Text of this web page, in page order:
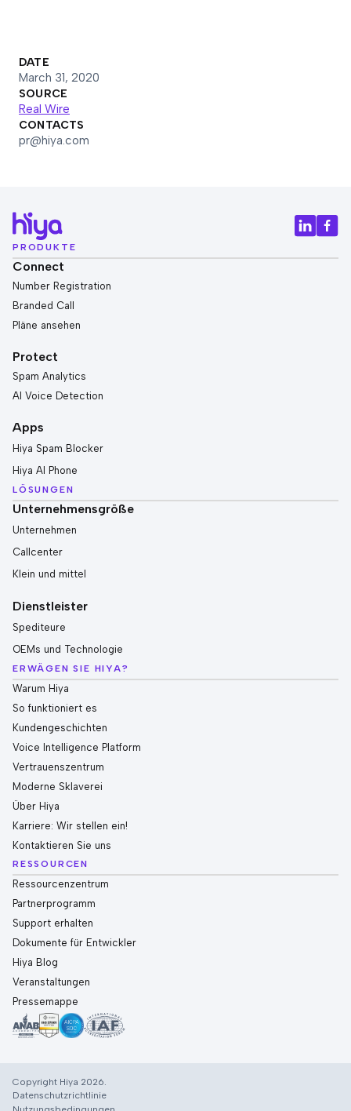
DATE
March 31, 2020
SOURCE
Real Wire
CONTACTS
pr@hiya.com
PRODUKTE
Connect
Number Registration
Branded Call
Pläne ansehen
Protect
Spam Analytics
AI Voice Detection
Apps
Hiya Spam Blocker
Hiya AI Phone
LÖSUNGEN
Unternehmensgröße
Unternehmen
Callcenter
Klein und mittel
Dienstleister
Spediteure
OEMs und Technologie
ERWÄGEN SIE HIYA?
Warum Hiya
So funktioniert es
Kundengeschichten
Voice Intelligence Platform
Vertrauenszentrum
Moderne Sklaverei
Über Hiya
Karriere: Wir stellen ein!
Kontaktieren Sie uns
RESSOURCEN
Ressourcenzentrum
Partnerprogramm
Support erhalten
Dokumente für Entwickler
Hiya Blog
Veranstaltungen
Pressemappe
Copyright Hiya 2026.
Datenschutzrichtlinie